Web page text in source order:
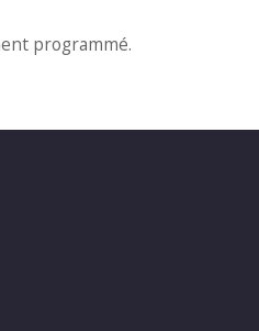
programmé.